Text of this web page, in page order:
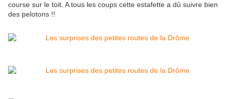
course sur le toit. A tous les coups cette estafette a dû suivre bien
des pelotons !!